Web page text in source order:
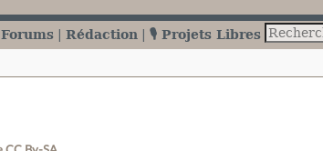
Forums Rédaction 🎙️ Projets Libres